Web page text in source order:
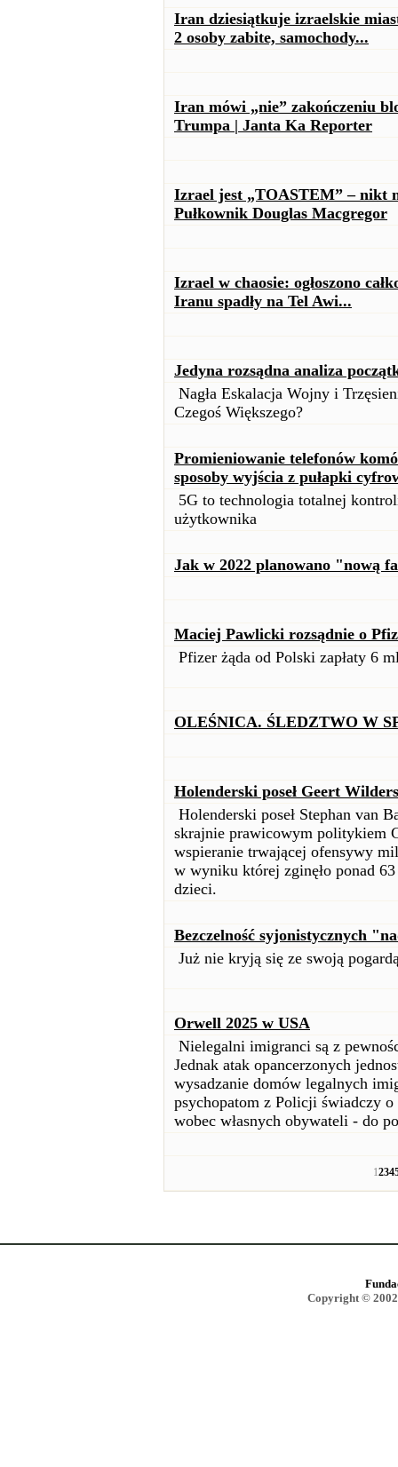
Iran dziesiątkuje izraelskie
2 osoby zabite, samochody...
Iran mówi „nie” zakończeniu
Trumpa | Janta Ka Reporter
Izrael jest „TOASTEM” – nikt
Pułkownik Douglas Macgregor
Izrael w chaosie: ogłoszono
Iranu spadły na Tel Awi...
Jedyna rozsądna analiza
Nagła Eskalacja Wojny i
Czegoś Większego?
Promieniowanie telefonów
sposoby wyjścia z pułapki
5G to technologia totalnej
użytkownika
Jak w 2022 planowano "nową
Maciej Pawlicki rozsądnie o
Pfizer żąda od Polski zapłaty 6
OLEŚNICA. ŚLEDZTWO W
Holenderski poseł Geert
Holenderski poseł Stephan van
skrajnie prawicowym politykiem
wspieranie trwającej ofensywy
w wyniku której zginęło ponad
dzieci.
Bezczelność syjonistycznych
Już nie kryją się ze swoją
Orwell 2025 w USA
Nielegalni imigranci są z
Jednak atak opancerzonych
wysadzanie domów legalnych
psychopatom z Policji świadczy o
wobec własnych obywateli - do
1234
Copyright ©